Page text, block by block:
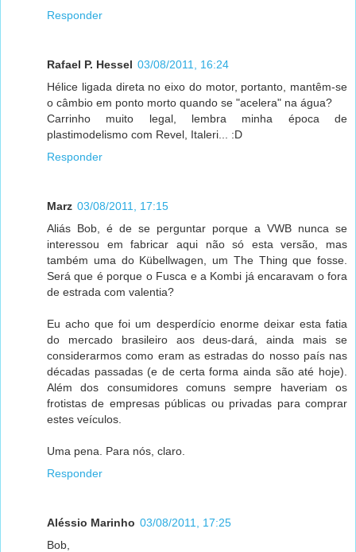
Responder
Rafael P. Hessel 03/08/2011, 16:24
Hélice ligada direta no eixo do motor, portanto, mantêm-se
o câmbio em ponto morto quando se "acelera" na água?
Carrinho muito legal, lembra minha época de
plastimodelismo com Revel, Italeri... :D
Responder
Marz 03/08/2011, 17:15
Aliás Bob, é de se perguntar porque a VWB nunca se
interessou em fabricar aqui não só esta versão, mas
também uma do Kübellwagen, um The Thing que fosse.
Será que é porque o Fusca e a Kombi já encaravam o fora
de estrada com valentia?
Eu acho que foi um desperdício enorme deixar esta fatia
do mercado brasileiro aos deus-dará, ainda mais se
considerarmos como eram as estradas do nosso país nas
décadas passadas (e de certa forma ainda são até hoje).
Além dos consumidores comuns sempre haveriam os
frotistas de empresas públicas ou privadas para comprar
estes veículos.
Uma pena. Para nós, claro.
Responder
Aléssio Marinho 03/08/2011, 17:25
Bob,